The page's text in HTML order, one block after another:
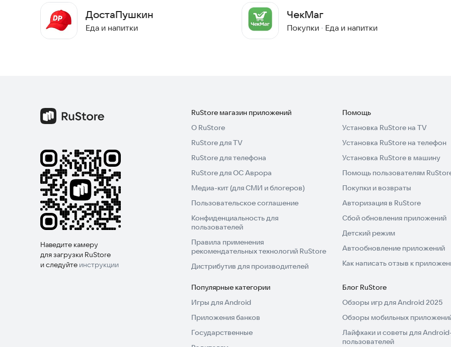
ДостаПушкин
Еда и напитки
ЧекМаг
Покупки · Еда и напитки
Наведите камеру
для загрузки RuStore
и следуйте инструкции
RuStore магазин приложений
О RuStore
RuStore для TV
RuStore для телефона
RuStore для ОС Аврора
Медиа-кит (для СМИ и блогеров)
Пользовательское соглашение
Конфиденциальность для
пользователей
Правила применения
рекомендательных технологий RuStore
Дистрибутив для производителей
Помощь
Установка RuStore на TV
Установка RuStore на телефон
Установка RuStore в машину
Помощь пользователям
Покупки и возвраты
Авторизация в RuStore
Сбой обновления приложений
Детский режим
Автообновление приложений
Как написать отзыв к
Популярные категории
Игры для Android
Приложения банков
Государственные
Блог RuStore
Обзоры игр для Android 2025
Обзоры мобильных
Лайфхаки и советы для
пользователей